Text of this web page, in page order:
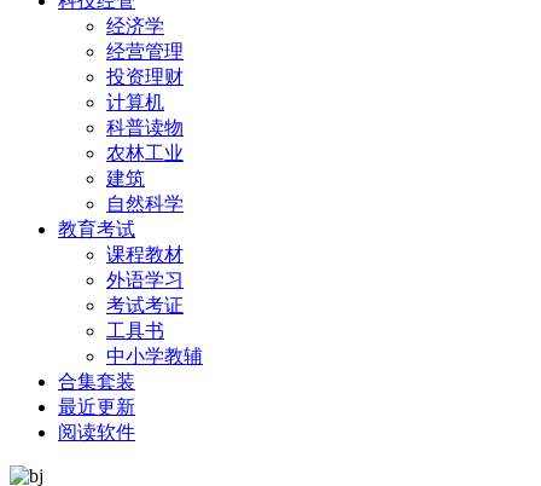
经济学
经营管理
投资理财
计算机
科普读物
农林工业
建筑
自然科学
教育考试
课程教材
外语学习
考试考证
工具书
中小学教辅
合集套装
最近更新
阅读软件